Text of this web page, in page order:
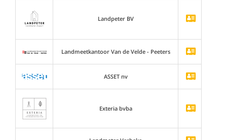
Landpeter BV
Landmeetkantoor Van de Velde - Peeters
ASSET nv
Exteria bvba